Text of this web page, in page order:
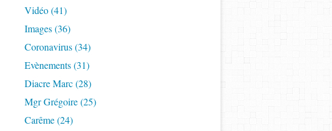
Vidéo (41)
Images (36)
Coronavirus (34)
Evènements (31)
Diacre Marc (28)
Mgr Grégoire (25)
Carême (24)